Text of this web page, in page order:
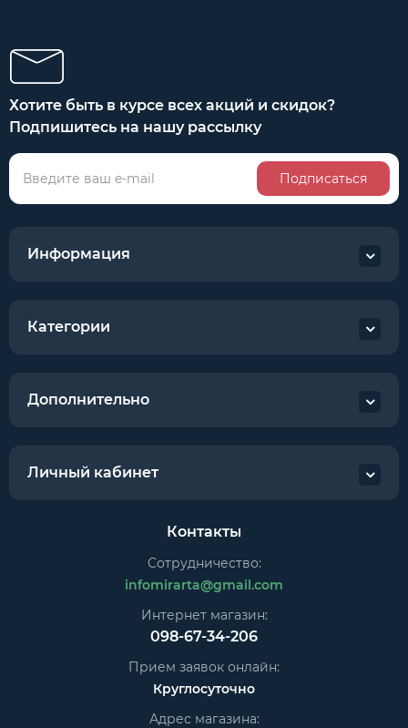
Хотите быть в курсе всех акций и скидок?
Подпишитесь на нашу рассылку
Подписаться
Информация
Категории
Дополнительно
Личный кабинет
Контакты
Сотрудничество:
infomirarta@gmail.com
Интернет магазин:
098-67-34-206
Прием заявок онлайн:
Круглосуточно
Адрес магазина: